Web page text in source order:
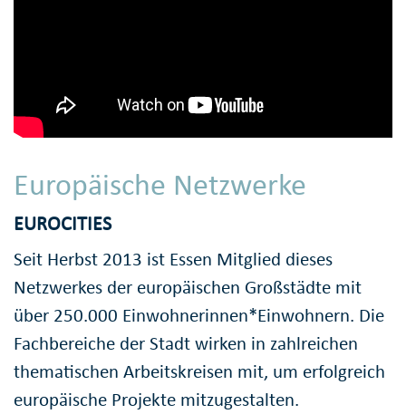
Europäische Netzwerke
EUROCITIES
Seit Herbst 2013 ist Essen Mitglied dieses
Netzwerkes der europäischen Großstädte mit
über 250.000 Einwohnerinnen*Einwohnern. Die
Fachbereiche der Stadt wirken in zahlreichen
thematischen Arbeitskreisen mit, um erfolgreich
europäische Projekte mitzugestalten.